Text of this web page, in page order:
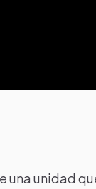
una unidad